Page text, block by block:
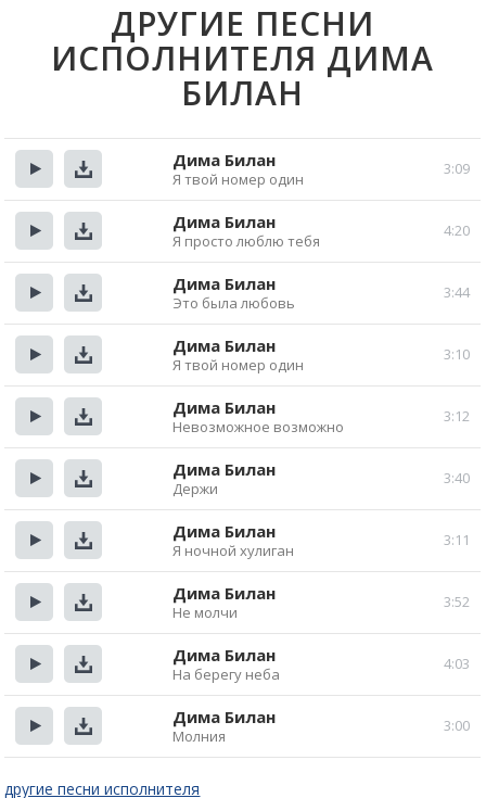
ДРУГИЕ ПЕСНИ
ИСПОЛНИТЕЛЯ ДИМА
БИЛАН
Прослушать
Скачать
3:09
Дима Билан
Я твой номер один
Прослушать
Скачать
4:20
Дима Билан
Я просто люблю тебя
Прослушать
Скачать
3:44
Дима Билан
Это была любовь
Прослушать
Скачать
3:10
Дима Билан
Я твой номер один
Прослушать
Скачать
3:12
Дима Билан
Невозможное возможно
Прослушать
Скачать
3:40
Дима Билан
Держи
Прослушать
Скачать
3:11
Дима Билан
Я ночной хулиган
Прослушать
Скачать
3:52
Дима Билан
Не молчи
Прослушать
Скачать
4:03
Дима Билан
На берегу неба
Прослушать
Скачать
3:00
Дима Билан
Молния
другие песни исполнителя